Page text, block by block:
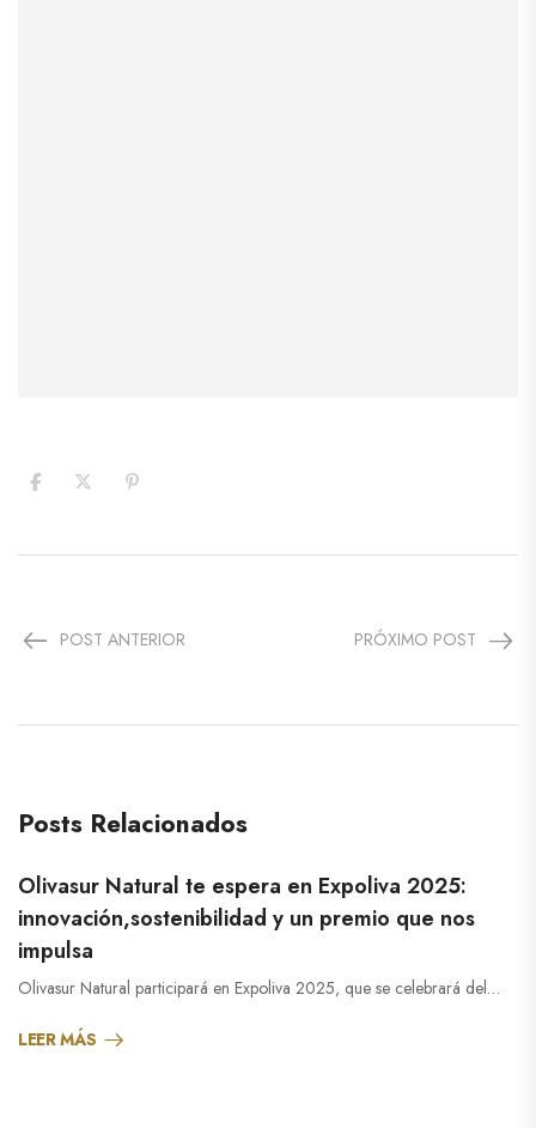
POST ANTERIOR PRÓXIMO POST
Posts Relacionados
Olivasur Natural te espera en Expoliva 2025:
innovación,sostenibilidad y un premio que nos
impulsa
Olivasur Natural participará en Expoliva 2025, que se celebrará del…
LEER MÁS